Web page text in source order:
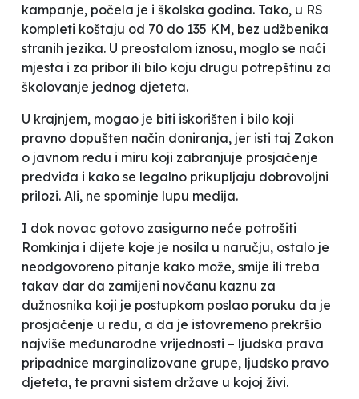
kampanje, počela je i školska godina. Tako, u RS
kompleti koštaju od 70 do 135 KM, bez udžbenika
stranih jezika. U preostalom iznosu, moglo se naći
mjesta i za pribor ili bilo koju drugu potrepštinu za
školovanje jednog djeteta.
U krajnjem, mogao je biti iskorišten i bilo koji
pravno dopušten način doniranja, jer isti taj Zakon
o javnom redu i miru koji zabranjuje prosjačenje
predviđa i kako se legalno prikupljaju dobrovoljni
prilozi. Ali, ne spominje lupu medija.
I dok novac gotovo zasigurno neće potrošiti
Romkinja i dijete koje je nosila u naručju, ostalo je
neodgovoreno pitanje kako može, smije ili treba
takav dar da zamijeni novčanu kaznu za
dužnosnika koji je postupkom poslao poruku da je
prosjačenje u redu, a da je istovremeno prekršio
najviše međunarodne vrijednosti – ljudska prava
pripadnice marginalizovane grupe, ljudsko pravo
djeteta, te pravni sistem države u kojoj živi.